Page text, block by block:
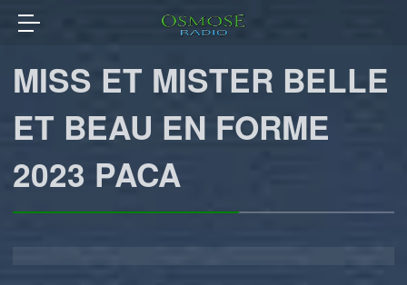
MISS ET MISTER BELLE
ET BEAU EN FORME
2023 PACA